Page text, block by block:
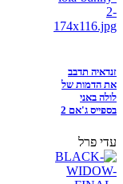
זנדאיה תדבב
את הדמות של
לולה באני
בספייס ג'אם 2
עדי פרל